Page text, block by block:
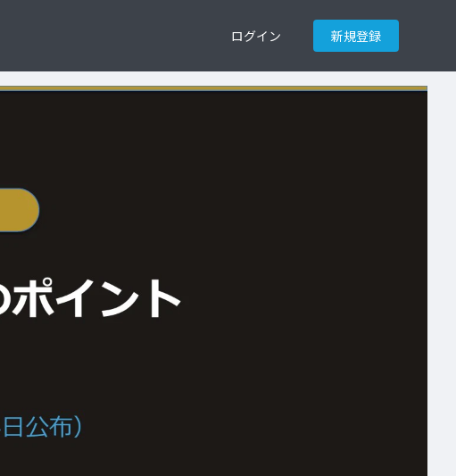
ログイン 新規登録